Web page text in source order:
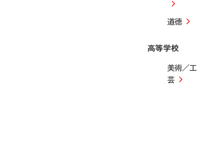
道徳
高等学校
美術／工
芸